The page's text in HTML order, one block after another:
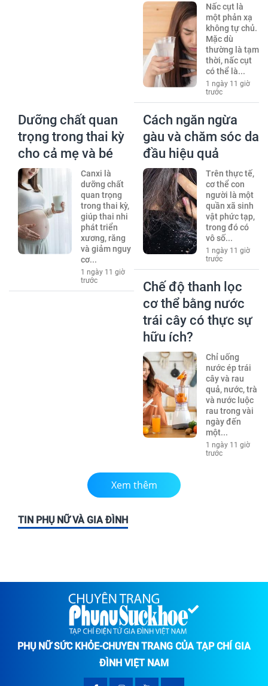
Nấc cụt là
một phản xạ
không tự chủ.
Mặc dù
thường là tạm
thời, nấc cụt
có thể là...
1 ngày 11 giờ
trước
Dưỡng chất quan
trọng trong thai kỳ
cho cả mẹ và bé
Canxi là
dưỡng chất
quan trọng
trong thai kỳ,
giúp thai nhi
phát triển
xương, răng
và giảm nguy
cơ...
1 ngày 11 giờ
trước
Cách ngăn ngừa
gàu và chăm sóc da
đầu hiệu quả
Trên thực tế,
cơ thể con
người là một
quần xã sinh
vật phức tạp,
trong đó có
vô số...
1 ngày 11 giờ
trước
Chế độ thanh lọc
cơ thể bằng nước
trái cây có thực sự
hữu ích?
Chỉ uống
nước ép trái
cây và rau
quả, nước, trà
và nước luộc
rau trong vài
ngày đến
một...
1 ngày 11 giờ
trước
Xem thêm
TIN PHỤ NỮ VÀ GIA ĐÌNH
PHỤ NỮ SỨC KHỎE-CHUYÊN TRANG CỦA TẠP CHÍ GIA
ĐÌNH VIỆT NAM